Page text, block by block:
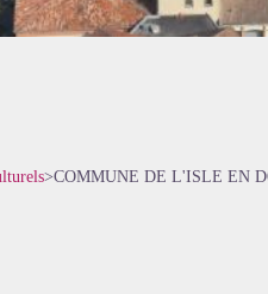
>COMMUNE DE L'ISLE EN